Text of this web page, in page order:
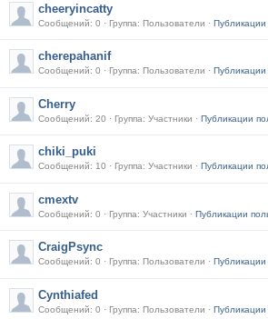
cheeryincatty
Сообщений: 0 · Группа: Пользователи · Публикации
cherepahanif
Сообщений: 0 · Группа: Пользователи · Публикации
Cherry
Сообщений: 20 · Группа: Участники · Публикации
chiki_puki
Сообщений: 10 · Группа: Участники · Публикации
cmextv
Сообщений: 0 · Группа: Участники · Публикации
CraigPsync
Сообщений: 0 · Группа: Пользователи · Публикации
Cynthiafed
Сообщений: 0 · Группа: Пользователи · Публикации